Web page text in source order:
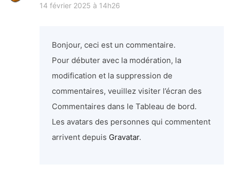
14 février 2025 à 14h26
Bonjour, ceci est un commentaire.
Pour débuter avec la modération, la
modification et la suppression de
commentaires, veuillez visiter l’écran des
Commentaires dans le Tableau de bord.
Les avatars des personnes qui commentent
arrivent depuis Gravatar.